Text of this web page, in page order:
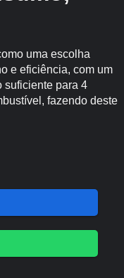
uma escolha
e eficiência, com um
suficiente para 4
fazendo deste